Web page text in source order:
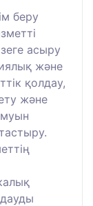
беру
асыру
және
қолдау,
және